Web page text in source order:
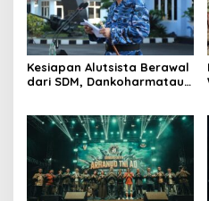
Kesiapan Alutsista Berawal
dari SDM, Dankoharmatau